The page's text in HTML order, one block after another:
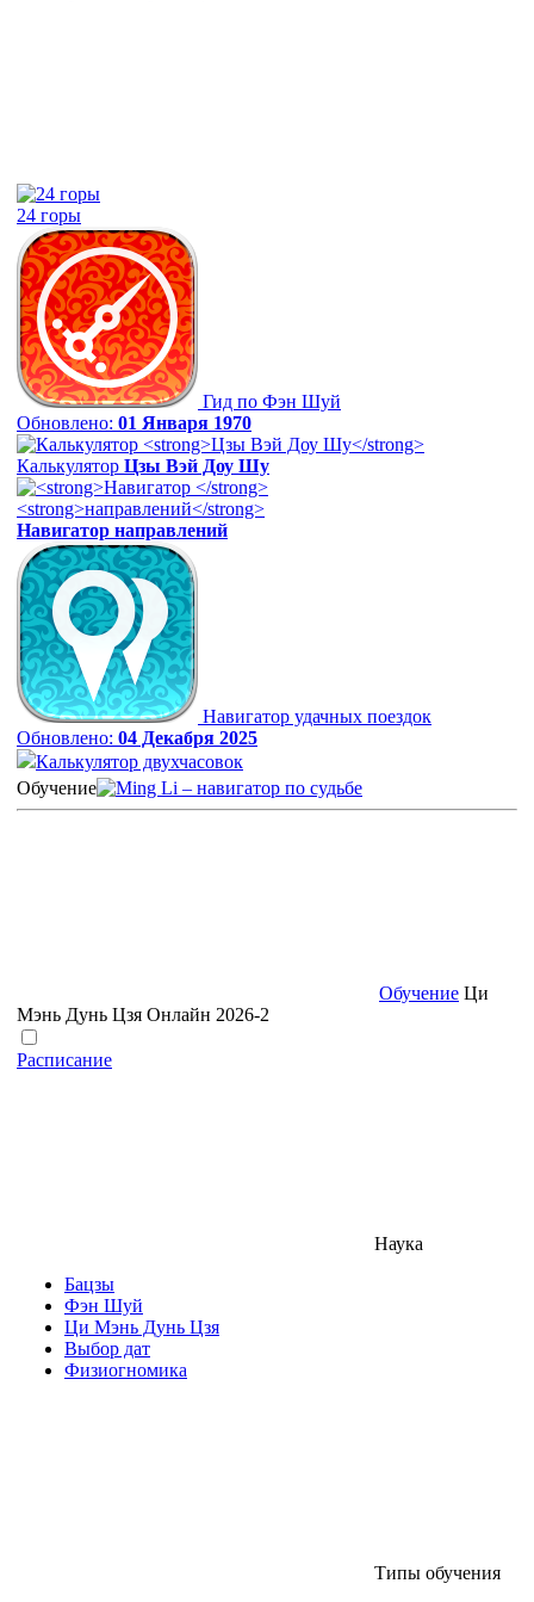
24 горы
Гид по Фэн Шуй
Обновлено: 01 Января 1970
Калькулятор Цзы Вэй Доу Шу
Навигатор направлений
Навигатор удачных поездок
Обновлено: 04 Декабря 2025
Калькулятор двухчасовок
Обучение
Обучение Ци
Мэнь Дунь Цзя Онлайн 2026-2
Расписание
Наука
Бацзы
Фэн Шуй
Ци Мэнь Дунь Цзя
Выбор дат
Физиогномика
Типы обучения